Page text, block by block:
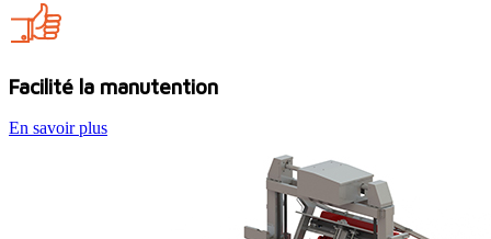
Facilité la manutention
En savoir plus